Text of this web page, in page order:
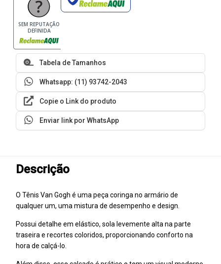
SEM REPUTAÇÃO
DEFINIDA
Tabela de Tamanhos
Whatsapp: (11) 93742-2043
Copie o Link do produto
Enviar link por WhatsApp
Descrição
O Tênis Van Gogh é uma peça coringa no armário de
qualquer um, uma mistura de desempenho e design.
Possui detalhe em elástico, sola levemente alta na parte
traseira e recortes coloridos, proporcionando conforto na
hora de calçá-lo.